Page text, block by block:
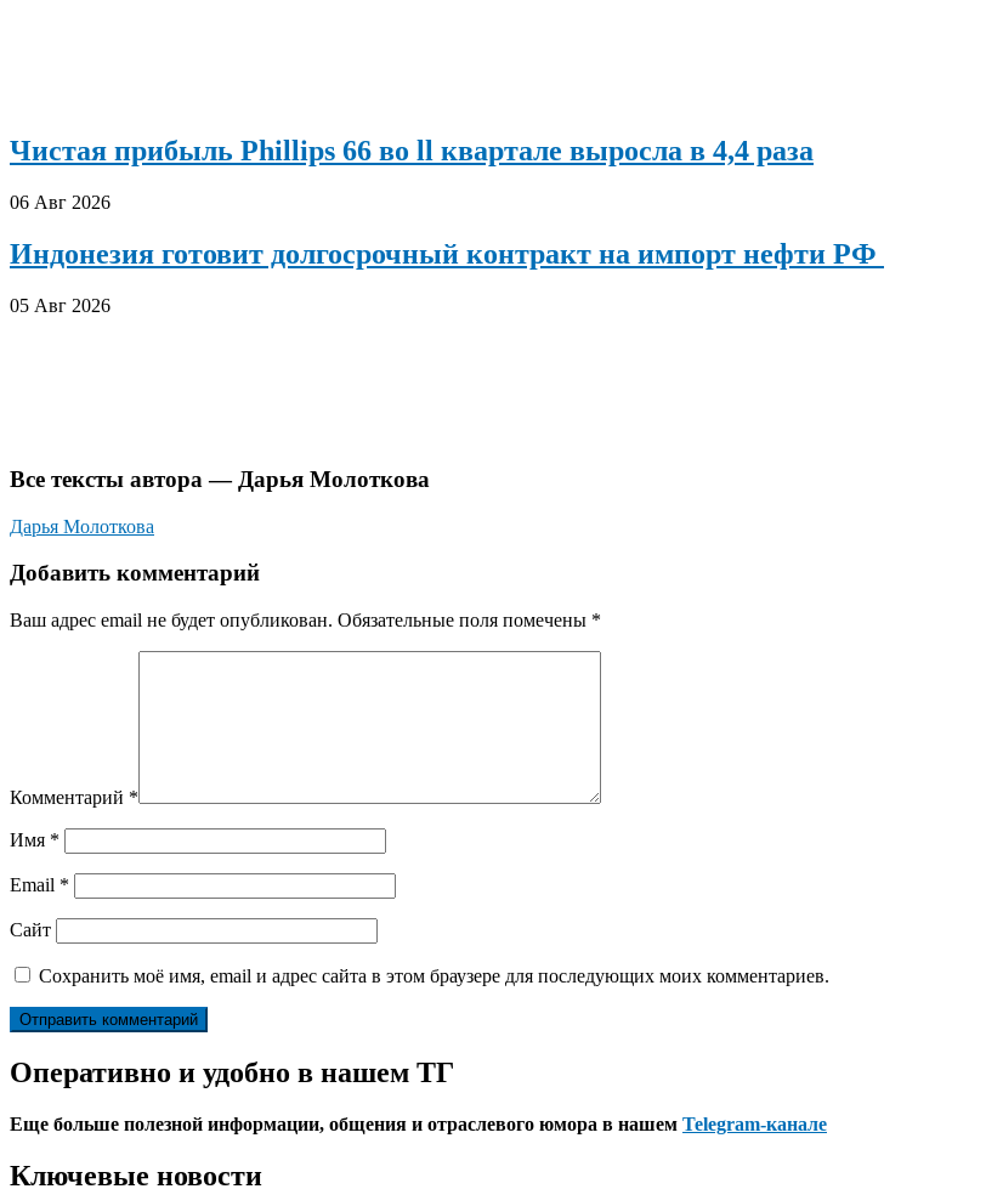
Чистая прибыль Phillips 66 во ll квартале выросла в 4,4 раза
06 Авг 2026
Индонезия готовит долгосрочный контракт на импорт нефти РФ
05 Авг 2026
Все тексты автора — Дарья Молоткова
Дарья Молоткова
Добавить комментарий
Ваш адрес email не будет опубликован. Обязательные поля помечены *
Комментарий *
Имя *
Email *
Сайт
Сохранить моё имя, email и адрес сайта в этом браузере для последующих моих комментариев.
Оперативно и удобно в нашем ТГ
Еще больше полезной информации, общения и отраслевого юмора в нашем Telegram-канале
Ключевые новости